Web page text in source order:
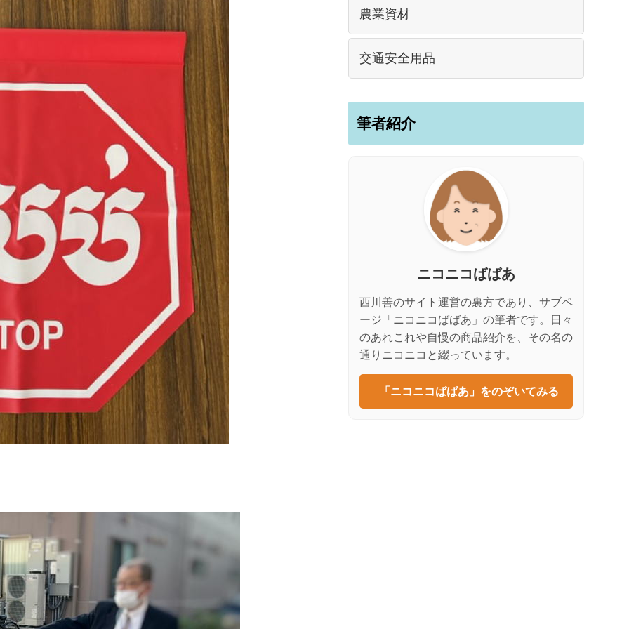
農業資材
交通安全用品
筆者紹介
ニコニコばばあ
西川善のサイト運営の裏方であり、サブペ
ージ「ニコニコばばあ」の筆者です。日々
のあれこれや自慢の商品紹介を、その名の
通りニコニコと綴っています。
「ニコニコばばあ」をのぞいてみる